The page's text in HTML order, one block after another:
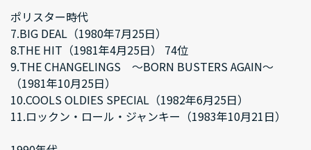
ポリスター時代
7.BIG DEAL（1980年7月25日）
8.THE HIT（1981年4月25日） 74位
9.THE CHANGELINGS ～BORN BUSTERS AGAIN～
（1981年10月25日）
10.COOLS OLDIES SPECIAL（1982年6月25日）
11.ロックン・ロール・ジャンキー（1983年10月21日）